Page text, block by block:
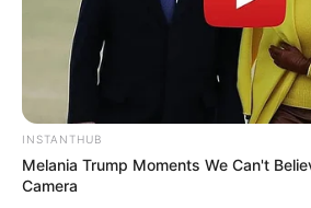
INSTANTHUB
Melania Trump Moments We Can't
Camera